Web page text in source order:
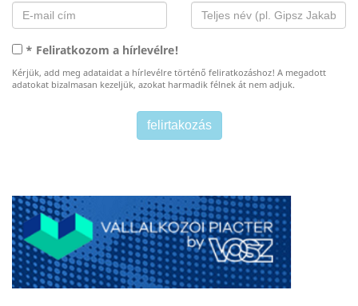
* Feliratkozom a hírlevélre!
Kérjük, add meg adataidat a hírlevélre történő feliratkozáshoz! A megadott
adatokat bizalmasan kezeljük, azokat harmadik félnek át nem adjuk.